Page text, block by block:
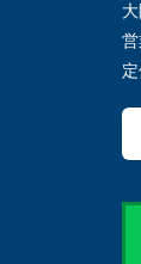
営
定